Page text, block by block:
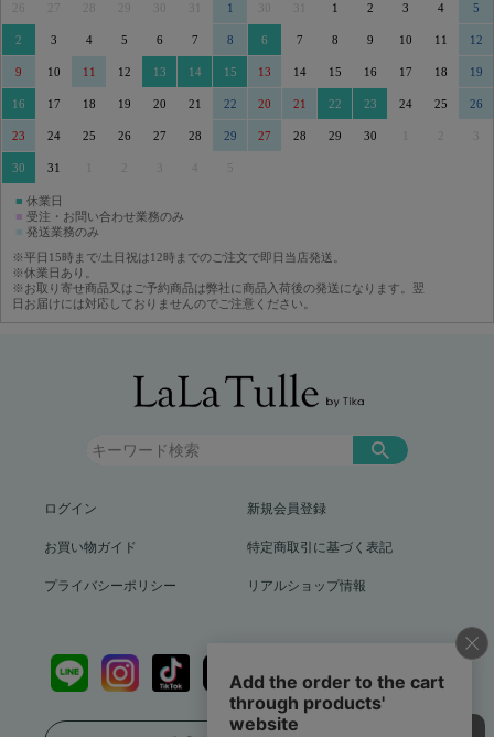
29 30 31 1
2 3 4 5 6 7 8
9 10 11 12 13 14 15
16 17 18 19 20 21 22
23 24 25 26 27 28 29
30 31 3 5
30 31 1 2 3 4 5
6 7 8 9 10 11 12
13 14 15 16 17 18 19
20 21 22 23 24 25 26
27 28 29 30 3
■ 休業日
■ 受注・お問い合わせ業務のみ
■ 発送業務のみ
※平日15時まで/土日祝は12時までのご注文で即日当店発送。
※休業日あり。
※お取り寄せ商品又はご予約商品は弊社に商品入荷後の発送になります。翌
日お届けには対応しておりませんのでご注意ください。
ログイン 新規会員登録
お買い物ガイド 特定商取引に基づく表記
プライバシーポリシー リアルショップ情報